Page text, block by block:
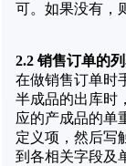
可。如果没有，
2.2销售订单的
在做销售订单时
半成品的出库时
应的产成品的单
定义项，然后写
到各相关字段及